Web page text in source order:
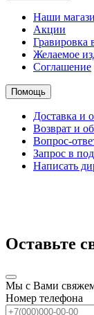
Наши
Акции
Гравировка
Желаемое
Соглашение
Помощь
Доставка и
Возврат и
Вопрос-
Запрос в
Написать
Оставьте
Мы с Вами
Номер телефона